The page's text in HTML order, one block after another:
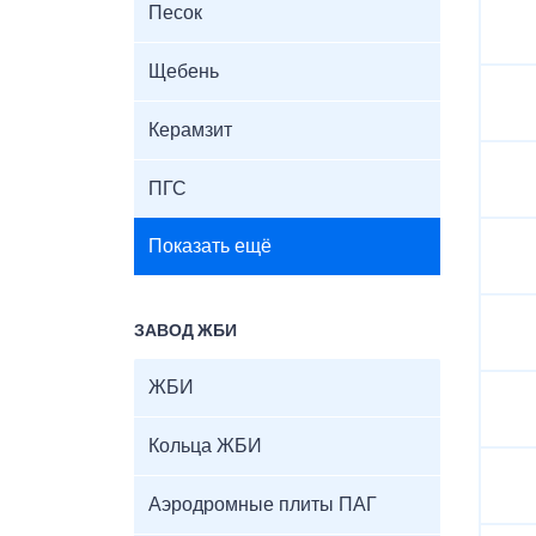
Песок
Щебень
Керамзит
ПГС
Показать ещё
ЗАВОД ЖБИ
ЖБИ
Кольца ЖБИ
Аэродромные плиты ПАГ